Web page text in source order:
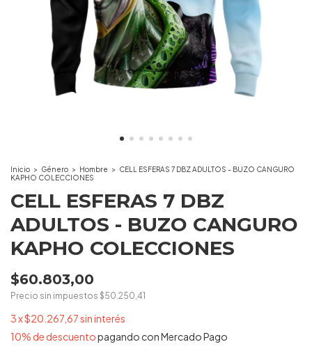
Inicio > Género > Hombre > CELL ESFERAS 7 DBZ ADULTOS - BUZO CANGURO
KAPHO COLECCIONES
CELL ESFERAS 7 DBZ
ADULTOS - BUZO CANGURO
KAPHO COLECCIONES
$60.803,00
Precio sin impuestos $50.250,41
3x$20.267,67sin interés
10% de descuentopagando con Mercado Pago